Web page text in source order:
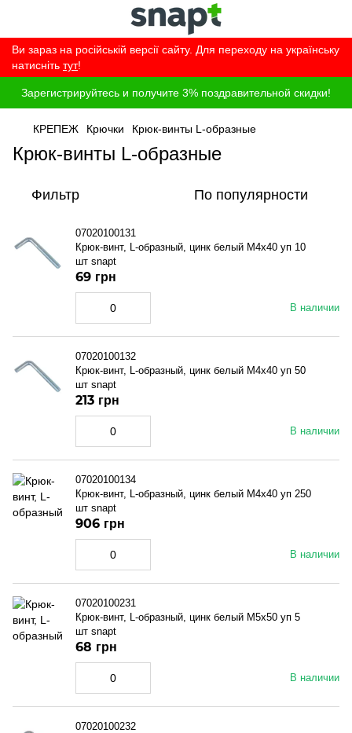
Ви зараз на російській версії сайту. Для переходу на українську
натисніть тут!
Зарегистрируйтесь и получите 3% поздравительной скидки!
КРЕПЕЖ Крючки Крюк-винты L-образные
Крюк-винты L-образные
Фильтр По популярности
07020100131
Крюк-винт, L-образный, цинк белый M4x40 уп 10
шт snapt
В наличии
69 грн
07020100132
Крюк-винт, L-образный, цинк белый M4x40 уп 50
шт snapt
В наличии
213 грн
07020100134
Крюк-винт, L-образный, цинк белый M4x40 уп 250
шт snapt
В наличии
906 грн
07020100231
Крюк-винт, L-образный, цинк белый M5x50 уп 5
шт snapt
В наличии
68 грн
07020100232